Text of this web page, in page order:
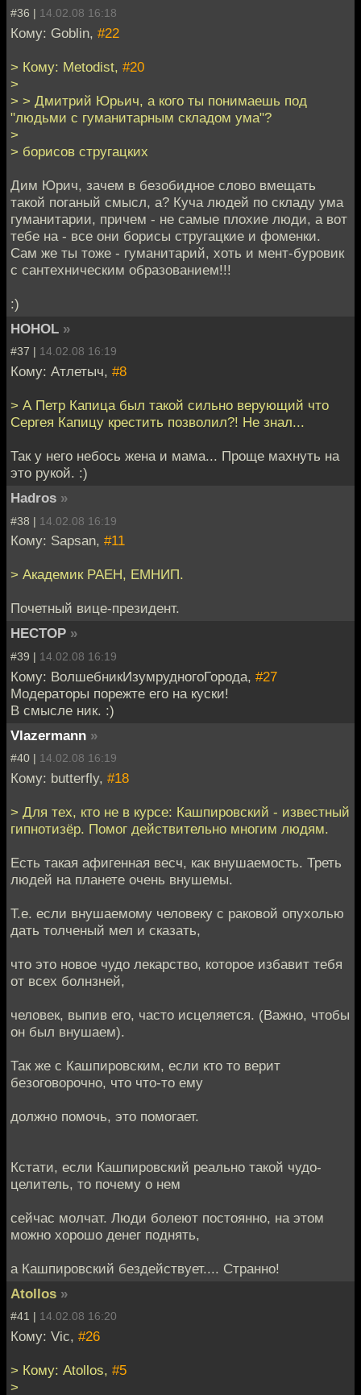
#36 | 14.02.08 16:18
Кому: Goblin, #22
> Кому: Metodist, #20
>
> > Дмитрий Юрьич, а кого ты понимаешь под
"людьми с гуманитарным складом ума"?
>
> борисов стругацких
Дим Юрич, зачем в безобидное слово вмещать
такой поганый смысл, а? Куча людей по складу ума
гуманитарии, причем - не самые плохие люди, а вот
тебе на - все они борисы стругацкие и фоменки.
Сам же ты тоже - гуманитарий, хоть и мент-буровик
с сантехническим образованием!!!
:)
HOHOL »
#37 | 14.02.08 16:19
Кому: Атлетыч, #8
> А Петр Капица был такой сильно верующий что
Сергея Капицу крестить позволил?! Не знал...
Так у него небось жена и мама... Проще махнуть на
это рукой. :)
Hadros »
#38 | 14.02.08 16:19
Кому: Sapsan, #11
> Академик РАЕН, ЕМНИП.
Почетный вице-президент.
HECTOP »
#39 | 14.02.08 16:19
Кому: ВолшебникИзумрудногоГорода, #27
Модераторы порежте его на куски!
В смысле ник. :)
Vlazermann »
#40 | 14.02.08 16:19
Кому: butterfly, #18
> Для тех, кто не в курсе: Кашпировский - известный
гипнотизёр. Помог действительно многим людям.
Есть такая афигенная весч, как внушаемость. Треть
людей на планете очень внушемы.
Т.е. если внушаемому человеку с раковой опухолью
дать толченый мел и сказать,
что это новое чудо лекарство, которое избавит тебя
от всех болнзней,
человек, выпив его, часто исцеляется. (Важно, чтобы
он был внушаем).
Так же с Кашпировским, если кто то верит
безоговорочно, что что-то ему
должно помочь, это помогает.
Кстати, если Кашпировский реально такой чудо-
целитель, то почему о нем
сейчас молчат. Люди болеют постоянно, на этом
можно хорошо денег поднять,
а Кашпировский бездействует.... Странно!
Atollos »
#41 | 14.02.08 16:20
Кому: Vic, #26
> Кому: Atollos, #5
>